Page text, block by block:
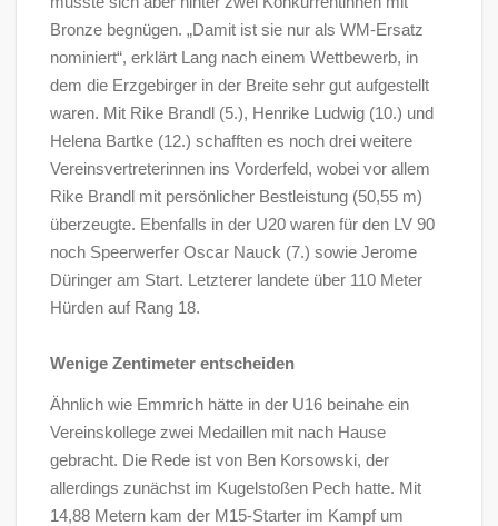
Bronze begnügen. „Damit ist sie nur als WM-Ersatz
nominiert“, erklärt Lang nach einem Wettbewerb, in
dem die Erzgebirger in der Breite sehr gut aufgestellt
waren. Mit Rike Brandl (5.), Henrike Ludwig (10.) und
Helena Bartke (12.) schafften es noch drei weitere
Vereinsvertreterinnen ins Vorderfeld, wobei vor allem
Rike Brandl mit persönlicher Bestleistung (50,55 m)
überzeugte. Ebenfalls in der U20 waren für den LV 90
noch Speerwerfer Oscar Nauck (7.) sowie Jerome
Düringer am Start. Letzterer landete über 110 Meter
Hürden auf Rang 18.
Wenige Zentimeter entscheiden
Ähnlich wie Emmrich hätte in der U16 beinahe ein
Vereinskollege zwei Medaillen mit nach Hause
gebracht. Die Rede ist von Ben Korsowski, der
allerdings zunächst im Kugelstoßen Pech hatte. Mit
14,88 Metern kam der M15-Starter im Kampf um